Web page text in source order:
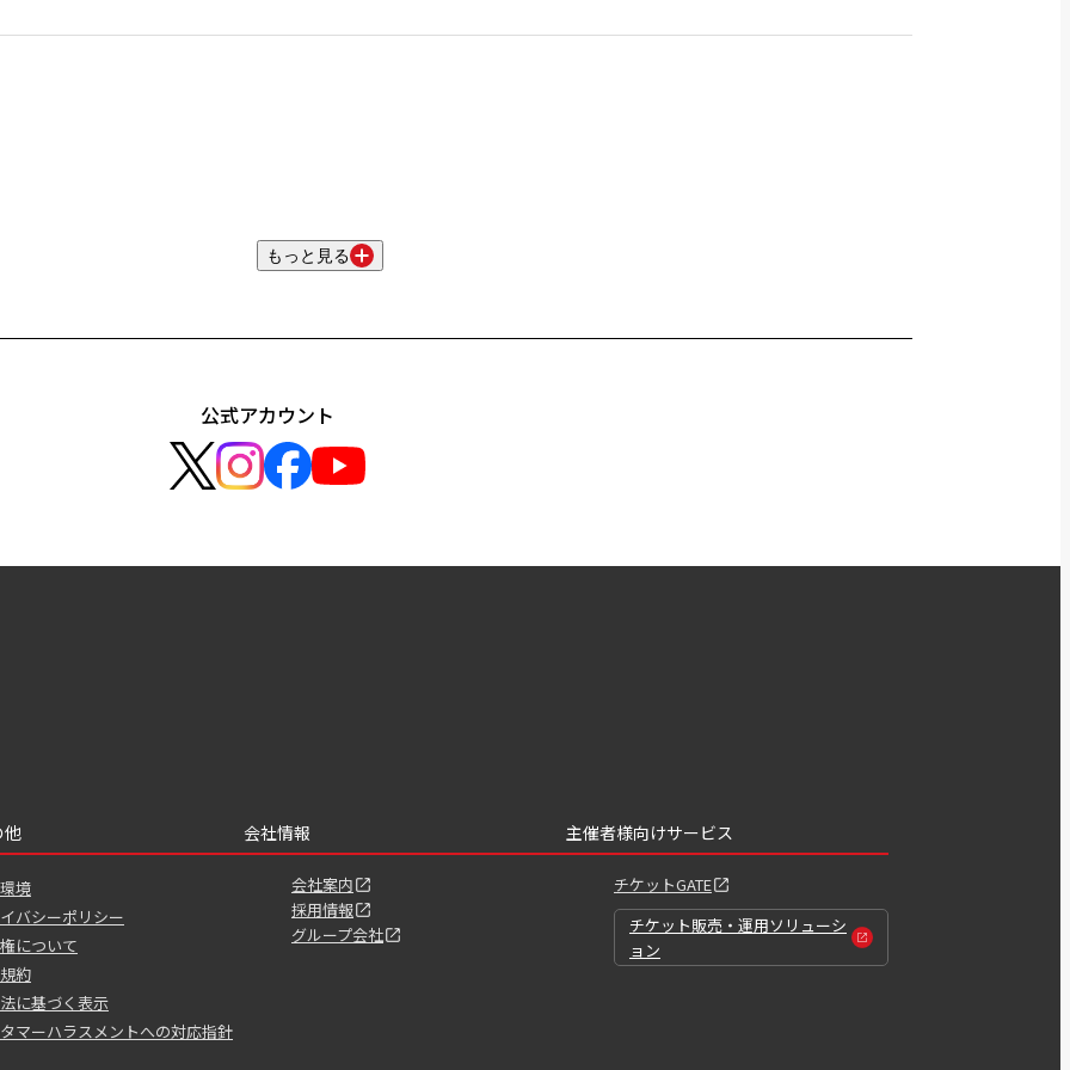
もっと見る
公式アカウント
他
境
バシーポリシー
について
約
に基づく表示
マーハラスメントへの対応指針
会社情報
会社案内
採用情報
グループ会社
主催者様向けサービス
チケットGATE
チケット販売・運用ソリューシ
ョン